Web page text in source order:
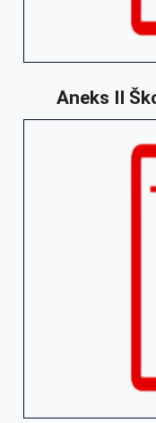
Aneks II